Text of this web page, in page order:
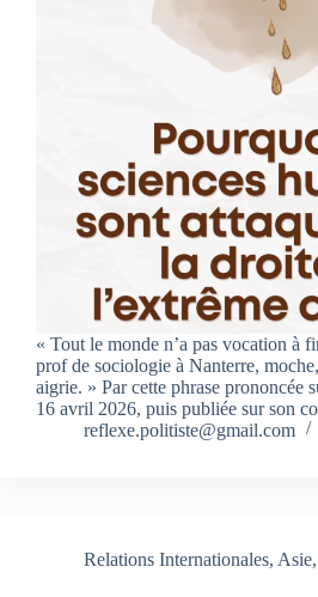
« Tout le monde n’a pas vocation à
prof de sociologie à Nanterre,
aigrie. » Par cette phrase prononcée
16 avril 2026, puis publiée sur son
reflexe.politiste@gmail.com
Relations Internationales, Asie,